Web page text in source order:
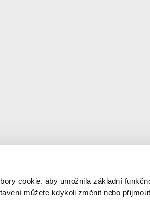
cookie, aby umožnila základní
můžete kdykoli změnit nebo
na váš e-mail
©